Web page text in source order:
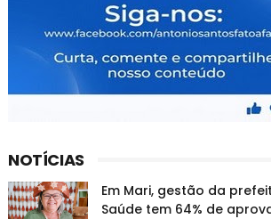
NOTÍCIAS
Em Mari, gestão da
Saúde tem 64% de